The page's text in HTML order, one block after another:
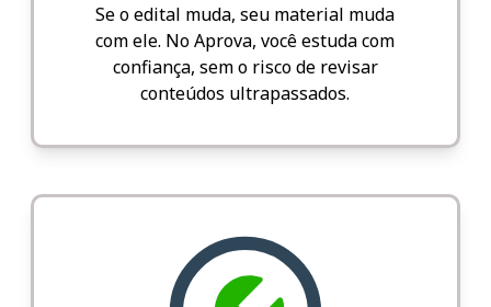
Se o edital muda, seu material muda
com ele. No Aprova, você estuda com
confiança, sem o risco de revisar
conteúdos ultrapassados.